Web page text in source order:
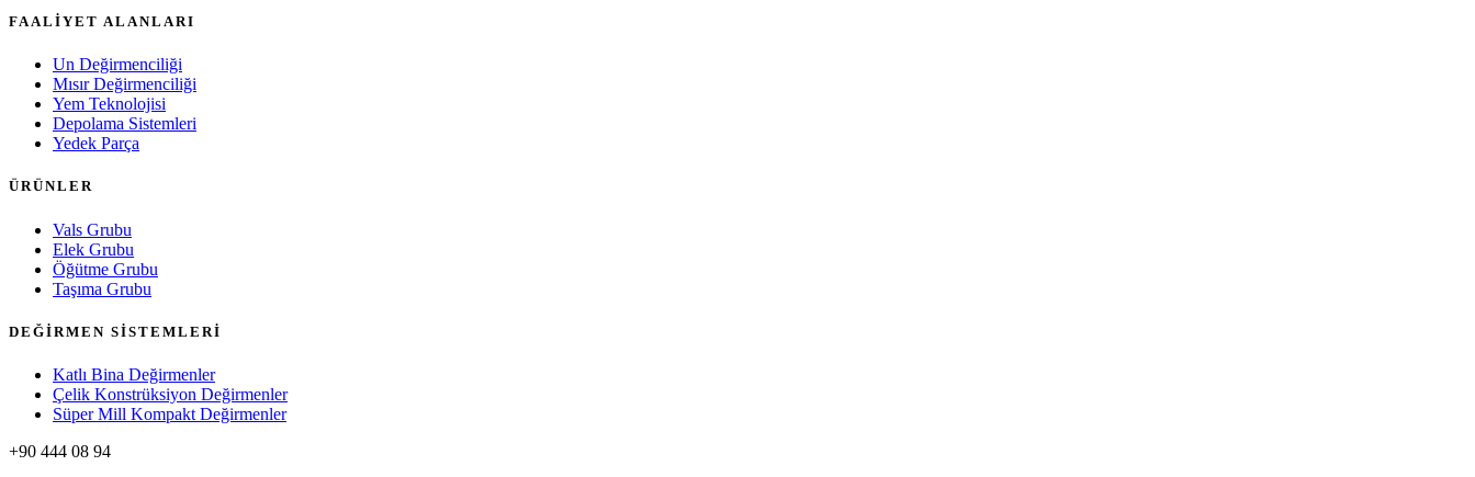
FAALİYET ALANLARI
Un Değirmenciliği
Mısır Değirmenciliği
Yem Teknolojisi
Depolama Sistemleri
Yedek Parça
ÜRÜNLER
Vals Grubu
Elek Grubu
Öğütme Grubu
Taşıma Grubu
DEĞİRMEN SİSTEMLERİ
Katlı Bina Değirmenler
Çelik Konstrüksiyon Değirmenler
Süper Mill Kompakt Değirmenler
+90 444 08 94